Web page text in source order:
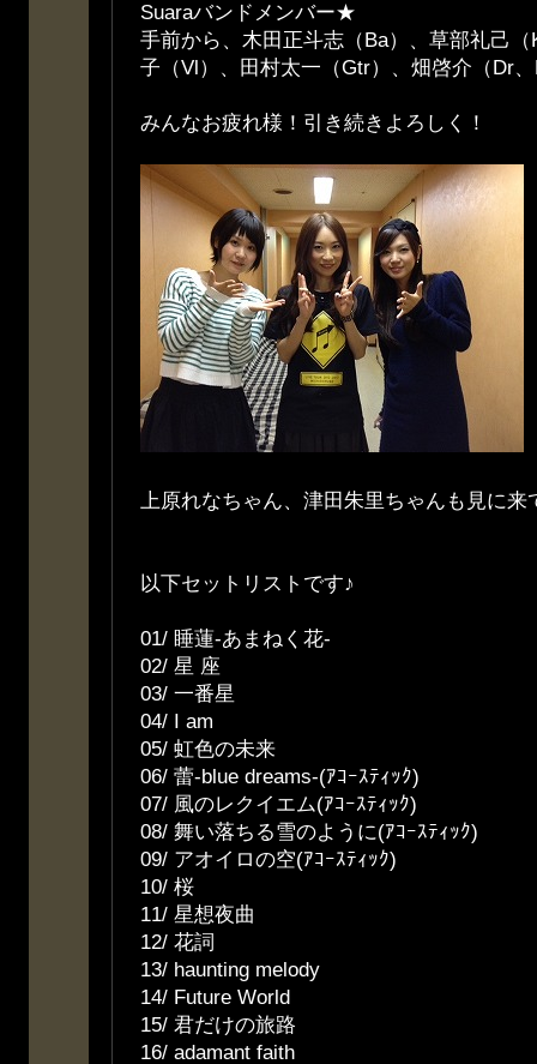
Suaraバンドメンバー★
手前から、木田正斗志（Ba）、草部礼己
子（Vl）、田村太一（Gtr）、畑啓介（Dr
みんなお疲れ様！引き続きよろしく！
上原れなちゃん、津田朱里ちゃんも見に来
以下セットリストです♪
01/ 睡蓮-あまねく花-
02/ 星 座
03/ 一番星
04/ I am
05/ 虹色の未来
06/ 蕾-blue dreams-(ｱｺｰｽﾃｨｯｸ)
07/ 風のレクイエム(ｱｺｰ
08/ 舞い落ちる雪のように(ｱｺｰｽﾃｨｯｸ)
09/ アオイロの空(ｱｺｰ
10/ 桜
11/ 星想夜曲
12/ 花詞
13/ haunting melody
14/ Future World
15/ 君だけの旅路
16/ adamant faith